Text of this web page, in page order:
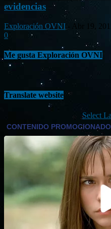
evidencias
Exploración OVNI
Abr 19,
0
Me gusta Exploración OVNI
Translate website
Select